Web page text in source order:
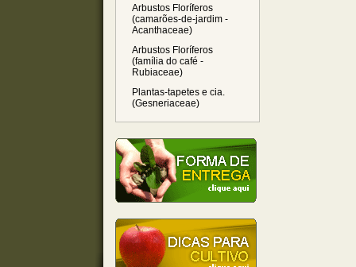
Arbustos Floríferos
(camarões-de-jardim -
Acanthaceae)
Arbustos Floríferos
(família do café -
Rubiaceae)
Plantas-tapetes e cia.
(Gesneriaceae)